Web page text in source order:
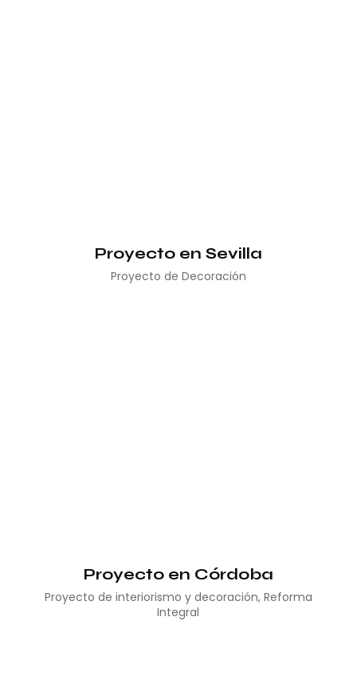
Proyecto en Sevilla
Proyecto de Decoración
Proyecto en Córdoba
Proyecto de interiorismo y decoración, Reforma
Integral